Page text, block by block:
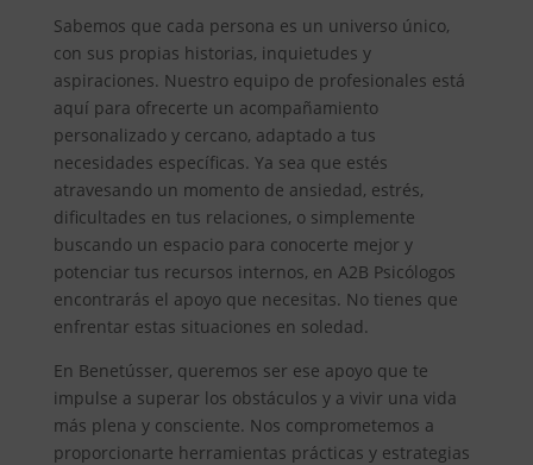
Sabemos que cada persona es un universo único,
con sus propias historias, inquietudes y
aspiraciones. Nuestro equipo de profesionales está
aquí para ofrecerte un acompañamiento
personalizado y cercano, adaptado a tus
necesidades específicas. Ya sea que estés
atravesando un momento de ansiedad, estrés,
dificultades en tus relaciones, o simplemente
buscando un espacio para conocerte mejor y
potenciar tus recursos internos, en A2B Psicólogos
encontrarás el apoyo que necesitas. No tienes que
enfrentar estas situaciones en soledad.
En Benetússer, queremos ser ese apoyo que te
impulse a superar los obstáculos y a vivir una vida
más plena y consciente. Nos comprometemos a
proporcionarte herramientas prácticas y estrategias